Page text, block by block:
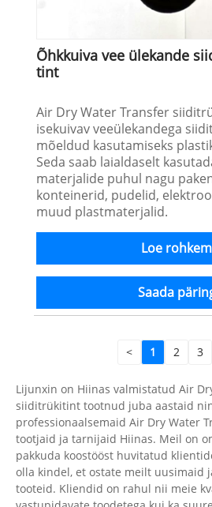
Õhkkuiva vee ülekande
tint
Air Dry Water Transfer
isekuivav veeülekandega
mõeldud kasutamiseks
Seda saab laialdaselt
materjalide puhul nagu
konteinerid, pudelid,
muud plastmaterjalid.
Loe rohkem
Saada
< 1 2 3
Lijunxin on Hiinas valmistatud Air
siiditrükitint tootnud juba aastaid
professionaalsemaid Air Dry Water
tootjaid ja tarnijaid Hiinas. Meil on
pakkuda koostööst huvitatud
olla kindel, et ostate meilt uusimaid
tooteid. Kliendid on rahul nii meie